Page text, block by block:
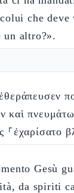
che deve
un altro?».
καὶ
⸀ἐχαρίσατο
Gesù
da spiriti